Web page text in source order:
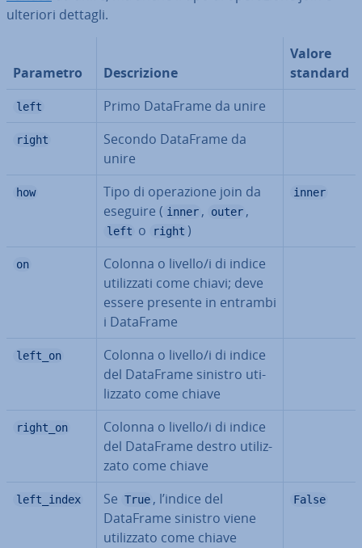
ulteriori dettagli.
Parametro De­scri­zio­ne
Valore
standard
left Primo DataFrame da unire
right
Secondo DataFrame da
unire
how
Tipo di ope­ra­zio­ne join da
eseguire ( inner , outer ,
left o right )
inner
on
Colonna o livello/i di indice
uti­liz­za­ti come chiavi; deve
essere presente in entrambi
i DataFrame
left_on
Colonna o livello/i di indice
del DataFrame sinistro uti­
liz­za­to come chiave
right_on
Colonna o livello/i di indice
del DataFrame destro uti­liz­
za­to come chiave
left_index Se True , l’indice del
DataFrame sinistro viene
uti­liz­za­to come chiave
False